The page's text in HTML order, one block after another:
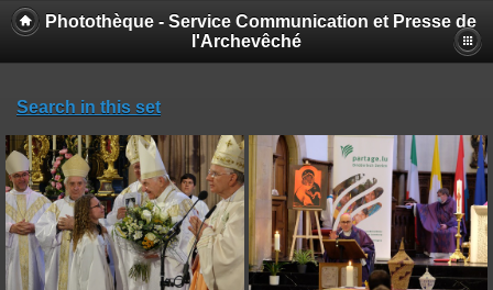
Photothèque - Service Communication et Presse de
l'Archevêché
Search in this set